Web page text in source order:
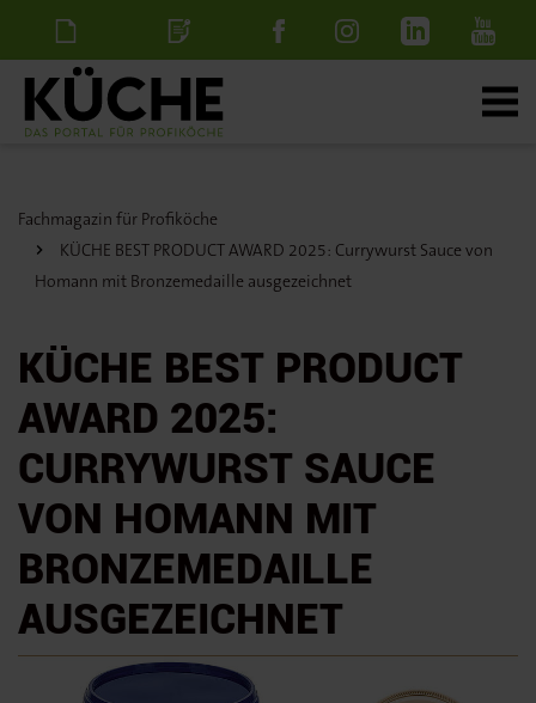
NewsletterStellenanzeige
Fachmagazin für Profiköche
KÜCHE BEST PRODUCT AWARD 2025: Currywurst Sauce von
Homann mit Bronzemedaille ausgezeichnet
KÜCHE BEST PRODUCT
AWARD 2025:
CURRYWURST SAUCE
VON HOMANN MIT
BRONZEMEDAILLE
AUSGEZEICHNET